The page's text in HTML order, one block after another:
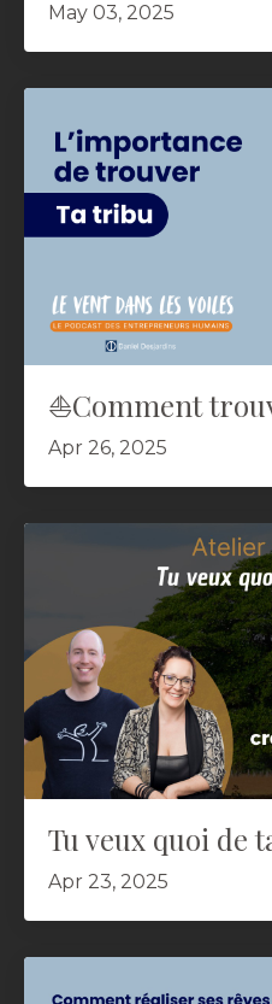
May 03, 2025
⛵️Comment
Apr 26, 2025
Tu veux quoi de
Apr 23, 2025